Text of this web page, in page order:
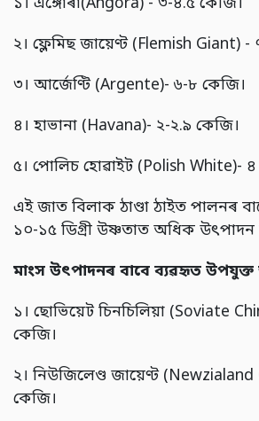
১। এঙ্গোৰা(Angora) - ৩-৪.৫ কেজি।
২। ফ্লেমিছ জায়েণ্ট (Flemish Giant) -
৩। আৰ্জেণ্টি (Argente)- ৬-৮ কেজি।
৪। হাভানা (Havana)- ২-২.৯ কেজি।
৫। পোলিচ হোৱাইট (Polish White)-
এই জাত বিলাক ঠাণ্ডা ঠাইত পালনৰ
১০-১৫ ডিগ্ৰী উষ্ণতাত অধিক উৎপাদন
মাংস উৎপাদনৰ বাবে ব্যৱহৃত
১। ছোভিয়েট চিনচিলিয়া (Soviate
কেজি।
২। নিউজিলেণ্ড জায়েণ্ট
কেজি।